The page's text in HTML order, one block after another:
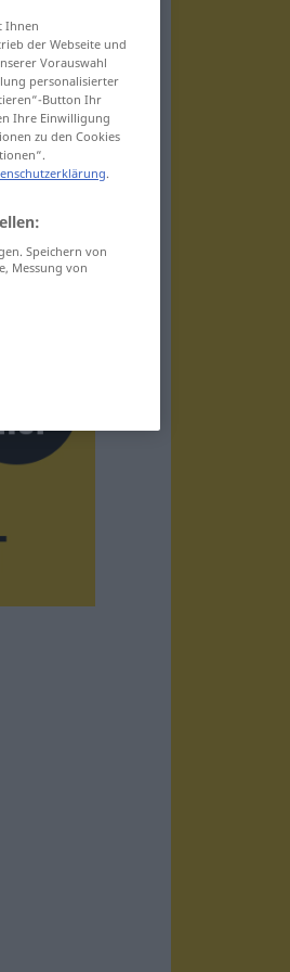
Ihnen
der Webseite und
Vorauswahl
personalisierter
Button Ihr
Ihre Einwilligung
zu den Cookies
.
Speichern von
Messung von